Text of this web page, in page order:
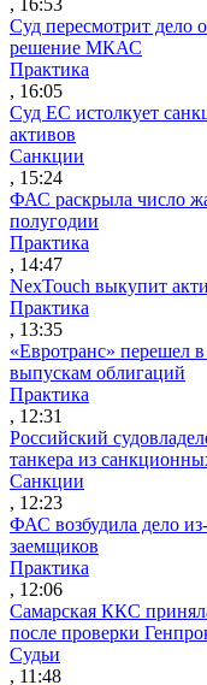
Суд пересмотрит дело
решение МКАС
Практика
, 16:05
Суд ЕС истолкует
активов
Санкции
, 15:24
ФАС раскрыла число
полугодии
Практика
, 14:47
NexTouch выкупит
Практика
, 13:35
«Евротранс» перешел
выпускам облигаций
Практика
, 12:31
Российский
танкера из
Санкции
, 12:23
ФАС возбудила дело
заемщиков
Практика
, 12:06
Самарская ККС
после проверки
Судьи
, 11:48